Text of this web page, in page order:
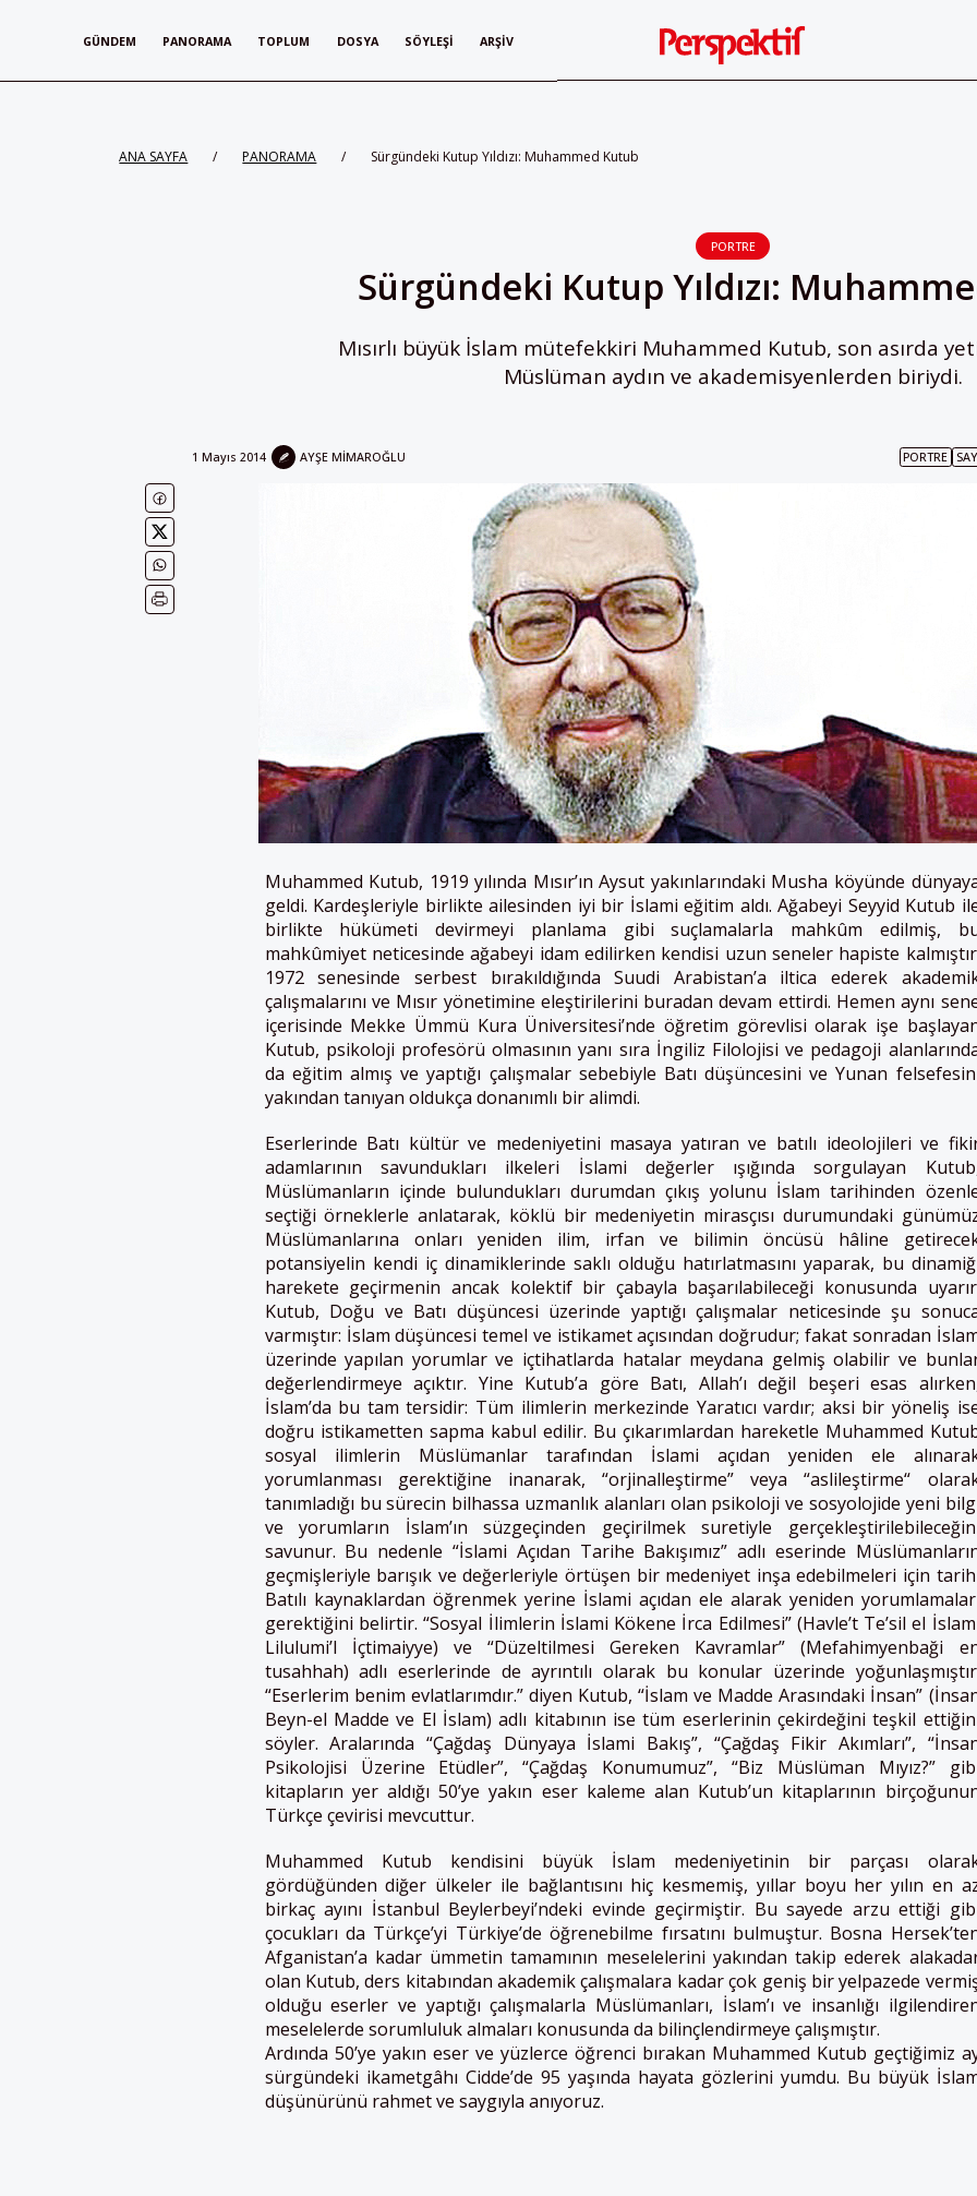
GÜNDEM PANORAMA TOPLUM DOSYA SÖYLEŞI ARŞIV
ANA SAYFA / PANORAMA / Sürgündeki Kutup Yıldızı: Muhammed Kutub
PORTRE
Sürgündeki Kutup Yıldızı:
Mısırlı büyük İslam mütefekkiri Muhammed Kutub, son asırda
Müslüman aydın ve akademisyenlerden biriydi.
1 Mayıs 2014 AYŞE MIMAROĞLU PORTRE
Muhammed Kutub, 1919 yılında Mısır’ın Aysut yakınlarındaki Musha köyünde
geldi. Kardeşleriyle birlikte ailesinden iyi bir İslami eğitim aldı. Ağabeyi Seyyid Kutub
birlikte hükümeti devirmeyi planlama gibi suçlamalarla mahkûm edilmiş,
mahkûmiyet neticesinde ağabeyi idam edilirken kendisi uzun seneler hapiste
1972 senesinde serbest bırakıldığında Suudi Arabistan’a iltica ederek
çalışmalarını ve Mısır yönetimine eleştirilerini buradan devam ettirdi. Hemen aynı
içerisinde Mekke Ümmü Kura Üniversitesi’nde öğretim görevlisi olarak işe
Kutub, psikoloji profesörü olmasının yanı sıra İngiliz Filolojisi ve pedagoji
da eğitim almış ve yaptığı çalışmalar sebebiyle Batı düşüncesini ve Yunan
yakından tanıyan oldukça donanımlı bir alimdi.
Eserlerinde Batı kültür ve medeniyetini masaya yatıran ve batılı ideolojileri ve
adamlarının savundukları ilkeleri İslami değerler ışığında sorgulayan
Müslümanların içinde bulundukları durumdan çıkış yolunu İslam tarihinden
seçtiği örneklerle anlatarak, köklü bir medeniyetin mirasçısı durumundaki
Müslümanlarına onları yeniden ilim, irfan ve bilimin öncüsü hâline
potansiyelin kendi iç dinamiklerinde saklı olduğu hatırlatmasını yaparak, bu
harekete geçirmenin ancak kolektif bir çabayla başarılabileceği konusunda
Kutub, Doğu ve Batı düşüncesi üzerinde yaptığı çalışmalar neticesinde şu
varmıştır: İslam düşüncesi temel ve istikamet açısından doğrudur; fakat sonradan
üzerinde yapılan yorumlar ve içtihatlarda hatalar meydana gelmiş olabilir ve
değerlendirmeye açıktır. Yine Kutub’a göre Batı, Allah’ı değil beşeri esas
İslam’da bu tam tersidir: Tüm ilimlerin merkezinde Yaratıcı vardır; aksi bir yöneliş
doğru istikametten sapma kabul edilir. Bu çıkarımlardan hareketle Muhammed
sosyal ilimlerin Müslümanlar tarafından İslami açıdan yeniden ele
yorumlanması gerektiğine inanarak, “orjinalleştirme” veya “aslileştirme“
tanımladığı bu sürecin bilhassa uzmanlık alanları olan psikoloji ve sosyolojide yeni
ve yorumların İslam’ın süzgeçinden geçirilmek suretiyle
savunur. Bu nedenle “İslami Açıdan Tarihe Bakışımız” adlı eserinde
geçmişleriyle barışık ve değerleriyle örtüşen bir medeniyet inşa edebilmeleri için
Batılı kaynaklardan öğrenmek yerine İslami açıdan ele alarak yeniden
gerektiğini belirtir. “Sosyal İlimlerin İslami Kökene İrca Edilmesi” (Havle’t Te’sil el
Lilulumi’l İçtimaiyye) ve “Düzeltilmesi Gereken Kavramlar” (Mefahimyenbaği
tusahhah) adlı eserlerinde de ayrıntılı olarak bu konular üzerinde
“Eserlerim benim evlatlarımdır.” diyen Kutub, “İslam ve Madde Arasındaki İnsan”
Beyn-el Madde ve El İslam) adlı kitabının ise tüm eserlerinin çekirdeğini teşkil
söyler. Aralarında “Çağdaş Dünyaya İslami Bakış”, “Çağdaş Fikir Akımları”,
Psikolojisi Üzerine Etüdler”, “Çağdaş Konumumuz”, “Biz Müslüman Mıyız?”
kitapların yer aldığı 50’ye yakın eser kaleme alan Kutub’un kitaplarının
Türkçe çevirisi mevcuttur.
Muhammed Kutub kendisini büyük İslam medeniyetinin bir parçası
gördüğünden diğer ülkeler ile bağlantısını hiç kesmemiş, yıllar boyu her yılın en
birkaç ayını İstanbul Beylerbeyi’ndeki evinde geçirmiştir. Bu sayede arzu ettiği
çocukları da Türkçe’yi Türkiye’de öğrenebilme fırsatını bulmuştur. Bosna
Afganistan’a kadar ümmetin tamamının meselelerini yakından takip ederek
olan Kutub, ders kitabından akademik çalışmalara kadar çok geniş bir yelpazede
olduğu eserler ve yaptığı çalışmalarla Müslümanları, İslam’ı ve insanlığı
meselelerde sorumluluk almaları konusunda da bilinçlendirmeye çalışmıştır.
Ardında 50’ye yakın eser ve yüzlerce öğrenci bırakan Muhammed Kutub geçtiğimiz
sürgündeki ikametgâhı Cidde’de 95 yaşında hayata gözlerini yumdu. Bu büyük
düşünürünü rahmet ve saygıyla anıyoruz.